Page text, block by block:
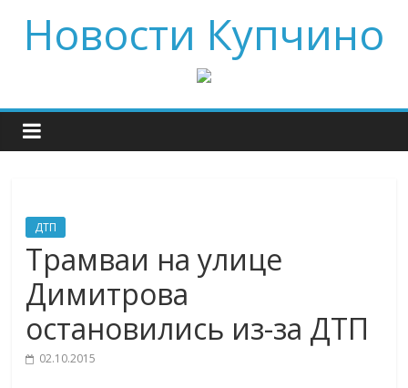
Новости Купчино
ДТП
Трамваи на улице
Димитрова
остановились из-за ДТП
02.10.2015